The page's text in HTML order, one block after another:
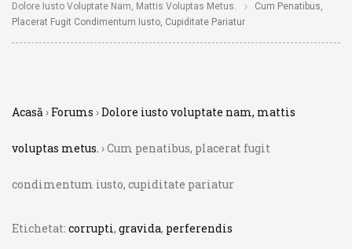
Dolore Iusto Voluptate Nam, Mattis Voluptas Metus.
Cum Penatibus,
Placerat Fugit Condimentum Iusto, Cupiditate Pariatur
Acasă › Forums ›Dolore iusto voluptate nam, mattis
voluptas metus. ›Cum penatibus, placerat fugit
condimentum iusto, cupiditate pariatur
Etichetat: corrupti, gravida, perferendis